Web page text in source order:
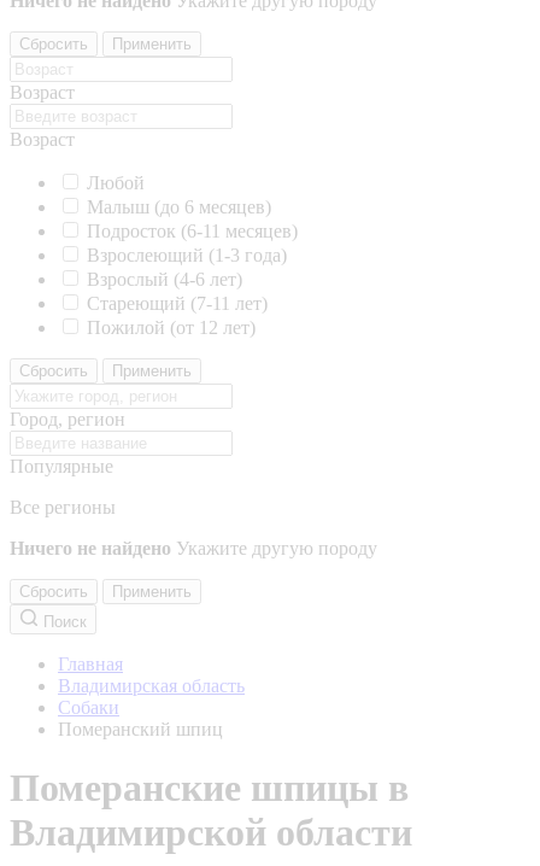
Сбросить Применить
Возраст
Возраст
Любой
Малыш (до 6 месяцев)
Подросток (6-11 месяцев)
Взрослеющий (1-3 года)
Взрослый (4-6 лет)
Стареющий (7-11 лет)
Пожилой (от 12 лет)
Сбросить Применить
Город, регион
Популярные
Все регионы
Ничего не найдено Укажите другую породу
Сбросить
Применить
Поиск
Главная
Владимирская область
Собаки
Померанский шпиц
Померанские шпицы в
Владимирской области